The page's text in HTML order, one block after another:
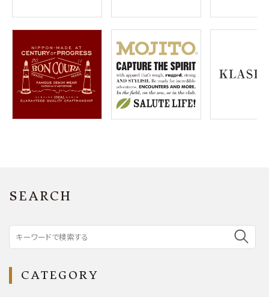
meeting_room ログイン 会員登録
SEARCH
CATEGORY